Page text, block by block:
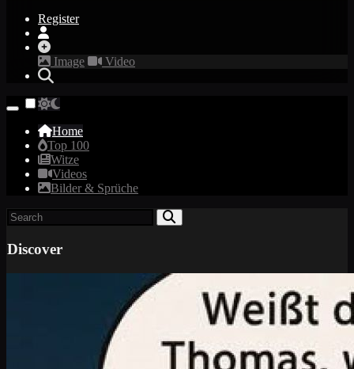
Register
Image Video
Home
Top 100
Witze
Videos
Bilder & Sprüche
Discover